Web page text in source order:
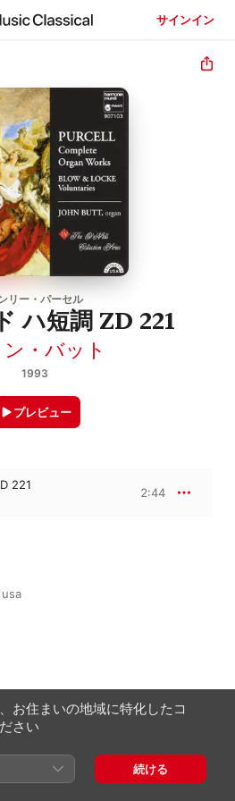
サインイン
リー・パーセル
ハ短調 ZD 221
・バット
1993
プレビュー
221
2:44
Complete Organ Works
バット
お住まいの地域に特化したコ
さい
続ける